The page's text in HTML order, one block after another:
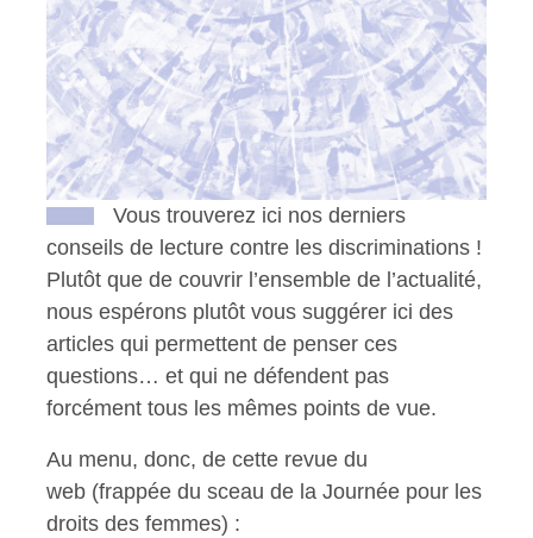
Vous trouverez ici nos derniers
conseils de lecture contre les discriminations !
Plutôt que de couvrir l’ensemble de l’actualité,
nous espérons plutôt vous suggérer ici des
articles qui permettent de penser ces
questions… et qui ne défendent pas
forcément tous les mêmes points de vue.
Au menu, donc, de cette revue du
web (frappée du sceau de la Journée pour les
droits des femmes) :